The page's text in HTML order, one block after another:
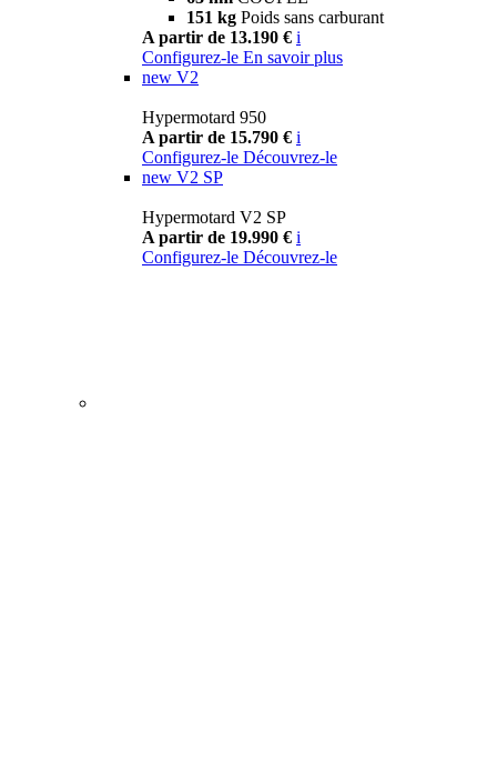
151 kg Poids sans carburant
A partir de 13.190 € i
Configurez-le En savoir plus
new V2
Hypermotard 950
A partir de 15.790 € i
Configurez-le Découvrez-le
new V2 SP
Hypermotard V2 SP
A partir de 19.990 € i
Configurez-le Découvrez-le